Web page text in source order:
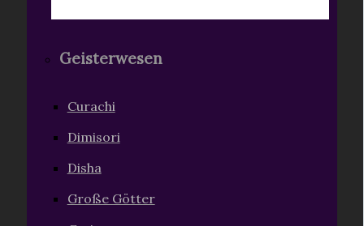
Geisterwesen
Curachi
Dimisori
Disha
Große Götter